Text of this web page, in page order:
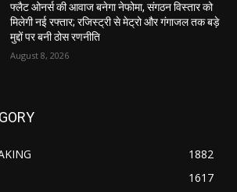
फ्लैट ओनर्स की आवाज बनेगा नेफोमा, संगठन विस्तार को
मिलेगी नई रफ्तार; रजिस्ट्री से मेट्रो और गंगाजल तक बड़े
मुद्दों पर बनी ठोस रणनीति
August 8, 2026
1882
1617